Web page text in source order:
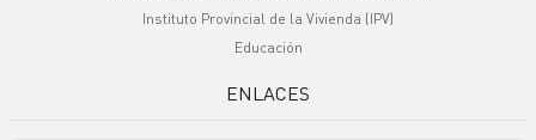
Instituto Provincial de la Vivienda (IPV)
Educación
ENLACES